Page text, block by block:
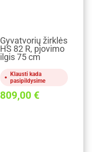
Gyvatvorių žirklės
HS 82 R, pjovimo
ilgis 75 cm
Klausti kada
pasipildysime
809,00 €